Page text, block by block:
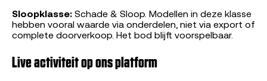
Sloopklasse: Schade & Sloop. Modellen in deze klasse
hebben vooral waarde via onderdelen, niet via export of
complete doorverkoop. Het bod blijft voorspelbaar.
Live activiteit op ons platform